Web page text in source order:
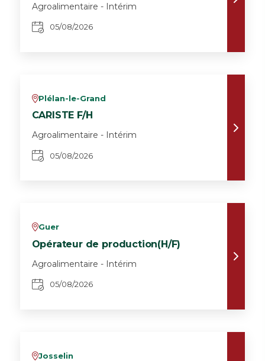
Agroalimentaire - Intérim
05/08/2026
vPlélan-le-Grand
CARISTE F/H
Agroalimentaire - Intérim
05/08/2026
vGuer
Opérateur de production(H/F)
Agroalimentaire - Intérim
05/08/2026
vJosselin